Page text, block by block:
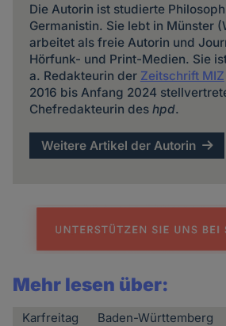
Die Autorin ist studierte
Germanistin. Sie lebt in Münster
arbeitet als freie Autorin und
Hörfunk- und Print-Medien. Sie
a. Redakteurin der Zeitschrift MIZ
2016 bis Anfang 2024
Chefredakteurin des hpd.
Weitere Artikel der Autorin
Mehr lesen über:
Karfreitag Baden-Württemberg